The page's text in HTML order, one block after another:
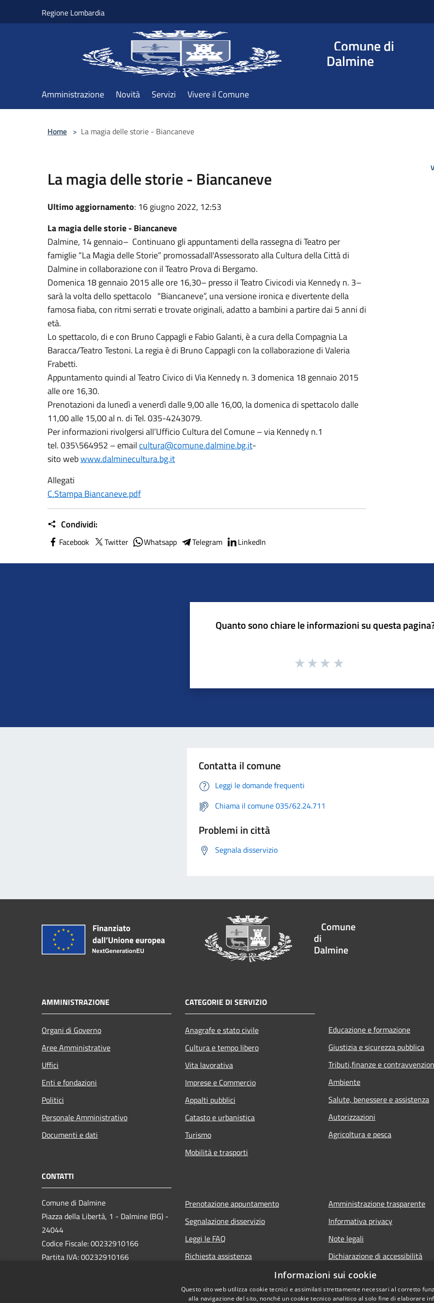
Regione Lombardia
Comune di
Dalmine
Amministrazione Novità Servizi Vivere il Comune
Home > La magia delle storie - Biancaneve
La magia delle storie - Biancaneve
Ultimo aggiornamento: 16 giugno 2022, 12:53
La magia delle storie - Biancaneve
Dalmine, 14 gennaio– Continuano gli appuntamenti della rassegna di Teatro per
famiglie “La Magia delle Storie” promossadall'Assessorato alla Cultura della Città di
Dalmine in collaborazione con il Teatro Prova di Bergamo.
Domenica 18 gennaio 2015 alle ore 16,30– presso il Teatro Civicodi via Kennedy n. 3–
sarà la volta dello spettacolo "Biancaneve”, una versione ironica e divertente della
famosa fiaba, con ritmi serrati e trovate originali, adatto a bambini a partire dai 5 anni di
età.
Lo spettacolo, di e con Bruno Cappagli e Fabio Galanti, è a cura della Compagnia La
Baracca/Teatro Testoni. La regia è di Bruno Cappagli con la collaborazione di Valeria
Frabetti.
Appuntamento quindi al Teatro Civico di Via Kennedy n. 3 domenica 18 gennaio 2015
alle ore 16,30.
Prenotazioni da lunedì a venerdì dalle 9,00 alle 16,00, la domenica di spettacolo dalle
11,00 alle 15,00 al n. di Tel. 035-4243079.
Per informazioni rivolgersi all’Ufficio Cultura del Comune – via Kennedy n.1
tel. 035\564952 – email cultura@comune.dalmine.bg.it-
sito webwww.dalminecultura.bg.it
Allegati
C.Stampa Biancaneve.pdf
Condividi:
Facebook Twitter Whatsapp Telegram LinkedIn
Quanto sono chiare le informazioni su questa
Contatta il comune
Leggi le domande frequenti
Chiama il comune 035/62.24.711
Problemi in città
Segnala disservizio
Comune
di
Dalmine
AMMINISTRAZIONE
Organi di Governo
Aree Amministrative
Uffici
Enti e fondazioni
Politici
Personale Amministrativo
Documenti e dati
CATEGORIE DI SERVIZIO
Anagrafe e stato civile
Cultura e tempo libero
Vita lavorativa
Imprese e Commercio
Appalti pubblici
Catasto e urbanistica
Turismo
Mobilità e trasporti
Educazione e formazione
Giustizia e sicurezza pubblica
Tributi,finanze e
Ambiente
Salute, benessere e assistenza
Autorizzazioni
Agricoltura e pesca
CONTATTI
Comune di Dalmine
Piazza della Libertà, 1 - Dalmine (BG) -
24044
Codice Fiscale: 00232910166
Partita IVA: 00232910166
Prenotazione appuntamento
Segnalazione disservizio
Leggi le FAQ
Richiesta assistenza
Amministrazione trasparente
Informativa privacy
Note legali
Dichiarazione di accessibilità
Piano di miglioramento del sito
Informazioni sui cookie
Questo sito web utilizza cookie tecnici e assimilati strettamente necessari al corretto
alla navigazione del sito, nonché un cookie tecnico analitico al solo fine di elaborare